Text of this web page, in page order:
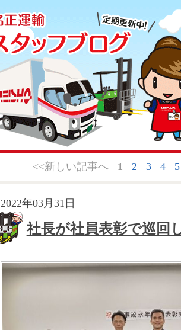
<<新しい記事へ 1 2 3 4 5
2022年03月31日
社長が社員表彰で巡回